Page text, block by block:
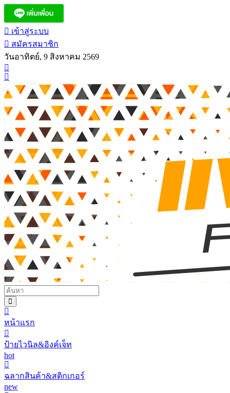
เข้าสู่ระบบ
สมัครสมาชิก
วันอาทิตย์, 9 สิงหาคม 2569
หน้าแรก
ป้ายไวนิล&อิงค์เจ็ท
hot
ฉลากสินค้า&สติกเกอร์
new